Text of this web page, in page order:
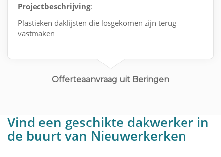
Projectbeschrijving:
Plastieken daklijsten die losgekomen zijn terug
vastmaken
Offerteaanvraag uit Beringen
Vind een geschikte dakwerker in
de buurt van Nieuwerkerken